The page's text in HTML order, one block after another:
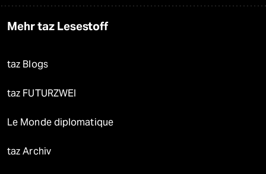
Mehr taz Lesestoff
taz Blogs
taz FUTURZWEI
Le Monde diplomatique
taz Archiv